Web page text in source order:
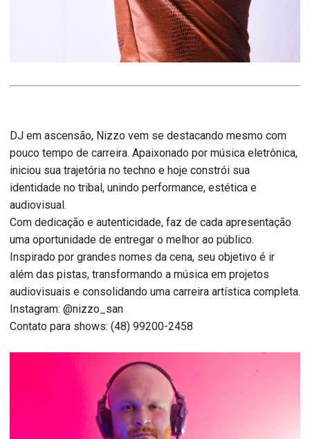
DJ em ascensão, Nizzo vem se destacando mesmo com
pouco tempo de carreira. Apaixonado por música eletrônica,
iniciou sua trajetória no techno e hoje constrói sua
identidade no tribal, unindo performance, estética e
audiovisual.
Com dedicação e autenticidade, faz de cada apresentação
uma oportunidade de entregar o melhor ao público.
Inspirado por grandes nomes da cena, seu objetivo é ir
além das pistas, transformando a música em projetos
audiovisuais e consolidando uma carreira artística completa.
Instagram: @nizzo_san
Contato para shows: (48) 99200-2458